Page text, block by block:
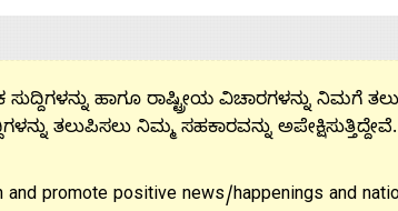
ಹಾಗೂ ರಾಷ್ಟ್ರೀಯ ವಿಚಾರಗಳನ್ನು ನಿಮಗೆ
ತಲುಪಿಸಲು ನಿಮ್ಮ ಸಹಕಾರವನ್ನು
promote positive news/happenings and